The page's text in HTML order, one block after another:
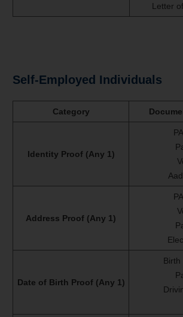
Letter
Self-Employed Individuals
Category
Identity Proof (Any 1)
Address Proof (Any 1)
Date of Birth Proof (Any 1)
Birth